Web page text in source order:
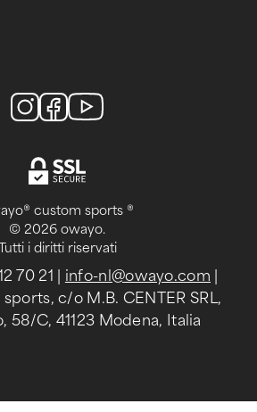
custom sports ®
© 2026 owayo.
i diritti riservati
70 21 info-nl@owayo.com
c/o M.B. CENTER SRL,
58/C, 41123 Modena, Italia